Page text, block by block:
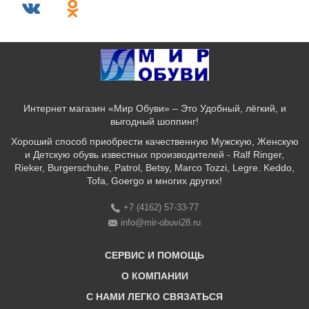
Интернет магазин «Мир Обуви» – Это Удобный, лёгкий, и
выгодный шоппинг!
Хороший способ приобрести качественную Мужскую, Женскую
и Детскую обувь известных производителей - Ralf Ringer,
Rieker, Burgerschuhe, Patrol, Betsy, Marco Tozzi, Legre. Keddo,
Tofa, Goergo и многих других!
+7 (4162) 57-33-77
info@mir-obuvi28.ru
СЕРВИС И ПОМОЩЬ
Бонусная программа
О КОМПАНИИ
C НАМИ ЛЕГКО СВЯЗАТЬСЯ